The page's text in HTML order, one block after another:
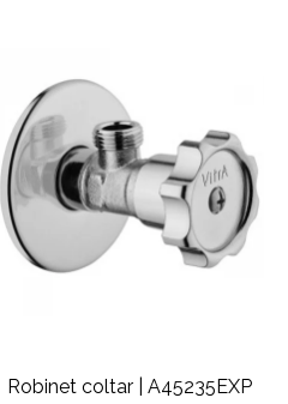
Robinet coltar | A45235EXP